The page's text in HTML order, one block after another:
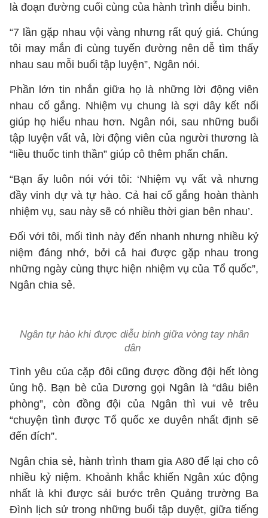
là đoạn đường cuối cùng của hành trình diễu binh.
“7 lần gặp nhau vội vàng nhưng rất quý giá. Chúng
tôi may mắn đi cùng tuyến đường nên dễ tìm thấy
nhau sau mỗi buổi tập luyện”, Ngân nói.
Phần lớn tin nhắn giữa họ là những lời động viên
nhau cố gắng. Nhiệm vụ chung là sợi dây kết nối
giúp họ hiểu nhau hơn. Ngân nói, sau những buổi
tập luyện vất vả, lời động viên của người thương là
“liều thuốc tinh thần” giúp cô thêm phấn chấn.
“Bạn ấy luôn nói với tôi: ‘Nhiệm vụ vất vả nhưng
đầy vinh dự và tự hào. Cả hai cố gắng hoàn thành
nhiệm vụ, sau này sẽ có nhiều thời gian bên nhau’.
Đối với tôi, mối tình này đến nhanh nhưng nhiều kỷ
niệm đáng nhớ, bởi cả hai được gặp nhau trong
những ngày cùng thực hiện nhiệm vụ của Tổ quốc”,
Ngân chia sẻ.
Ngân tự hào khi được diễu binh giữa vòng tay nhân
dân
Tình yêu của cặp đôi cũng được đồng đội hết lòng
ủng hộ. Bạn bè của Dương gọi Ngân là “dâu biên
phòng”, còn đồng đội của Ngân thì vui vẻ trêu
“chuyện tình được Tổ quốc xe duyên nhất định sẽ
đến đích”.
Ngân chia sẻ, hành trình tham gia A80 để lại cho cô
nhiều kỷ niệm. Khoảnh khắc khiến Ngân xúc động
nhất là khi được sải bước trên Quảng trường Ba
Đình lịch sử trong những buổi tập duyệt, giữa tiếng